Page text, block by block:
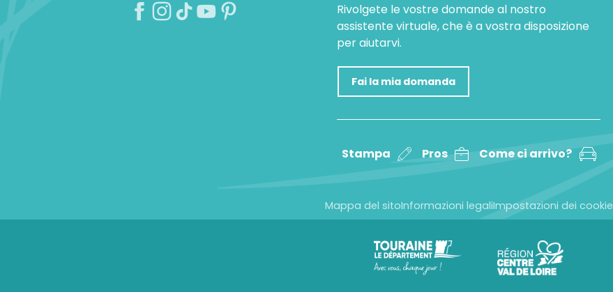
Rivolgete le vostre domande al nostro
assistente virtuale, che è a vostra disposizione
per aiutarvi.
Fai la mia domanda
Stampa Pros Come ci arrivo?
Mappa del sitoInformazioni legaliImpostazioni dei cookie